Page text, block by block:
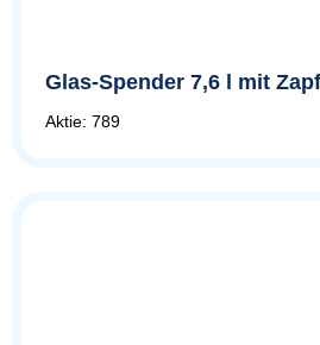
Glas-Spender 7,6 l mit
Aktie: 789